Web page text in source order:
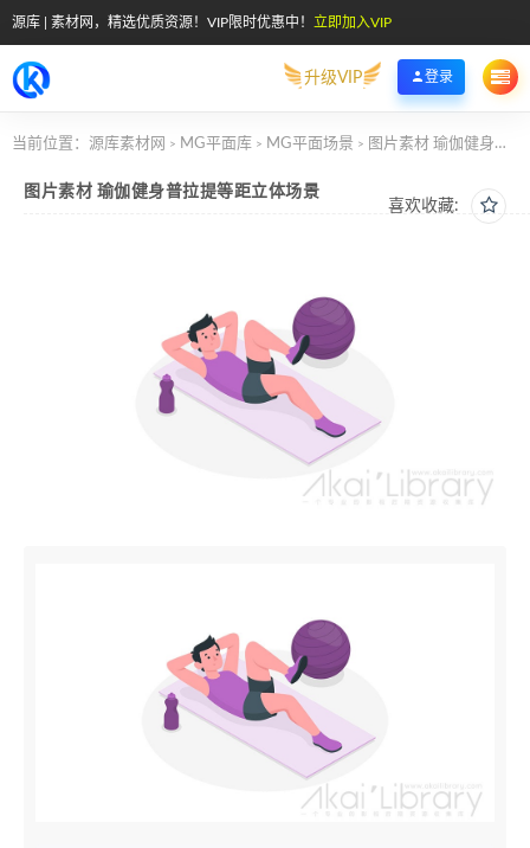
源库 | 素材网，精选优质资源！VIP限时优惠中！ 立即加入VIP
升级VIP 登录
当前位置： 源库素材网 > MG平面库 > MG平面场景 > 图片素材 瑜伽健身普拉提等距立体场景
喜欢收藏:
图片素材 瑜伽健身普拉提等距立体场景